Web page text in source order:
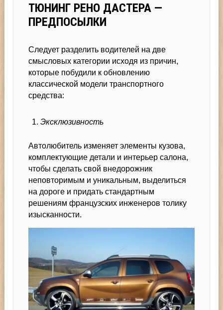
ТЮНИНГ РЕНО ДАСТЕРА —
ПРЕДПОСЫЛКИ
Следует разделить водителей на две
смысловых категории исходя из причин,
которые побудили к обновлению
классической модели транспортного
средства:
Эксклюзивность
Автолюбитель изменяет элементы кузова,
комплектующие детали и интерьер салона,
чтобы сделать свой внедорожник
неповторимым и уникальным, выделиться
на дороге и придать стандартным
решениям французских инженеров толику
изысканности.